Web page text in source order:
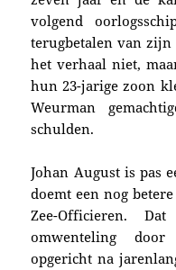
volgend
terugbetalen van
het verhaal niet,
hun 23-jarige zoon
Weurman
schulden.
Johan August is pas
doemt een nog
Zee-Officieren.
omwenteling door
opgericht na